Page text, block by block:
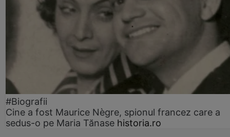
#Biografii
Cine a fost Maurice Nègre, spionul francez care a
sedus-o pe Maria Tănase historia.ro